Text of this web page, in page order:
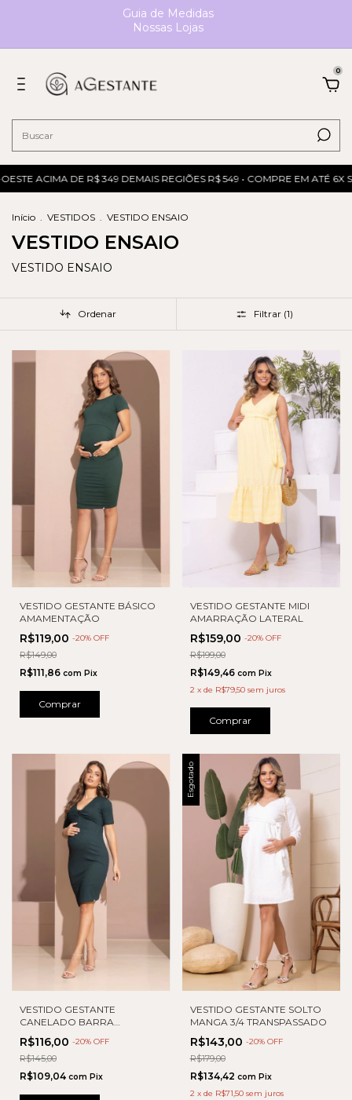
Guia de Medidas
Nossas Lojas
0
ACIMA DE R$ 349 DEMAIS REGIÕES R$ 549 • COMPRE EM ATÉ 6X
Início . VESTIDOS . VESTIDO ENSAIO
VESTIDO ENSAIO
VESTIDO ENSAIO
Ordenar Filtrar (1)
VESTIDO GESTANTE BÁSICO
AMAMENTAÇÃO
R$119,00 -20% OFF
R$149,00
R$111,86 com Pix
Comprar
VESTIDO GESTANTE MIDI
AMARRAÇÃO LATERAL
R$159,00 -20% OFF
R$199,00
R$149,46 com Pix
2 x de R$79,50 sem juros
Comprar
VESTIDO GESTANTE
CANELADO BARRA
ASSIMETRICA
R$116,00 -20% OFF
R$145,00
R$109,04 com Pix
Esgotado
VESTIDO GESTANTE SOLTO
MANGA 3/4 TRANSPASSADO
R$143,00 -20% OFF
R$179,00
R$134,42 com Pix
2 x de R$71,50 sem juros